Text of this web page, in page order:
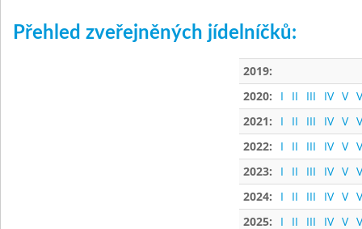
Přehled zveřejněných jídelníčků:
2019:
2020:
I II III IV V
2021:
I II III IV V
2022:
I II III IV V
2023:
I II III IV V
2024:
I II III IV V
2025:
I II III IV V